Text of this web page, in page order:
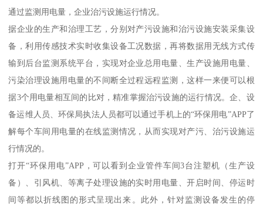
通过监测用电量，企业治污设施运行情况。
据企业的生产和治理工艺，分别对产污设施和治污设施安装采集设
备，利用传感技术实时收集设备工况数据，再将数据用无线方式传
输到后台监测系统平台，实现对企业总用电量、生产设施用电量、
污染治理设施用电量的不间断全过程远程监测，这样一来便可以根
据3个用电量相互间的比对，精准掌握治污设施的运行情况。企、设
备运维人员、环保局执法人员都可以通过手机上的“环保用电”APP了
解每个车间用电量的在线监测情况，从而实现对产污、治污设施运
行情况的。
打开“环保用电”APP，可以看到企业管件车间3台注塑机（生产设
备）、引风机、等离子处理设施的实时用电量、开启时间、停运时
间等都以折线图的形式呈现出来。此外，针对监测设备发生的停